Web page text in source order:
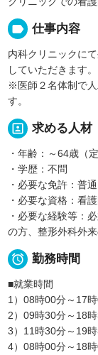
label 仕事内容
内科クリニックに
していただきます。
※医師２名体制で
す。
portrait 求める人材
・年齢：～64歳（
・学歴：不問
・必要な免許：普
・必要な資格：看
・必要な経験等：
の方、整形外科外
 勤務時間
■就業時間
1）08時00分～17
2）09時30分～18
3）11時30分～19
4）08時00分～18時